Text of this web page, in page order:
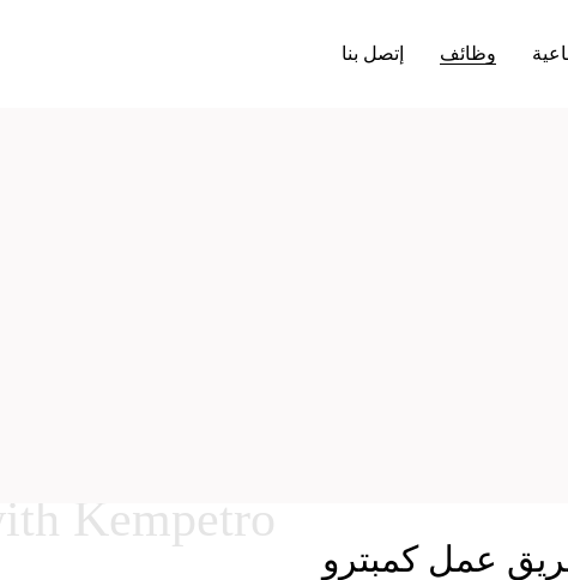
وظائف إتصل بنا
Kempetro
عمل كمبترو